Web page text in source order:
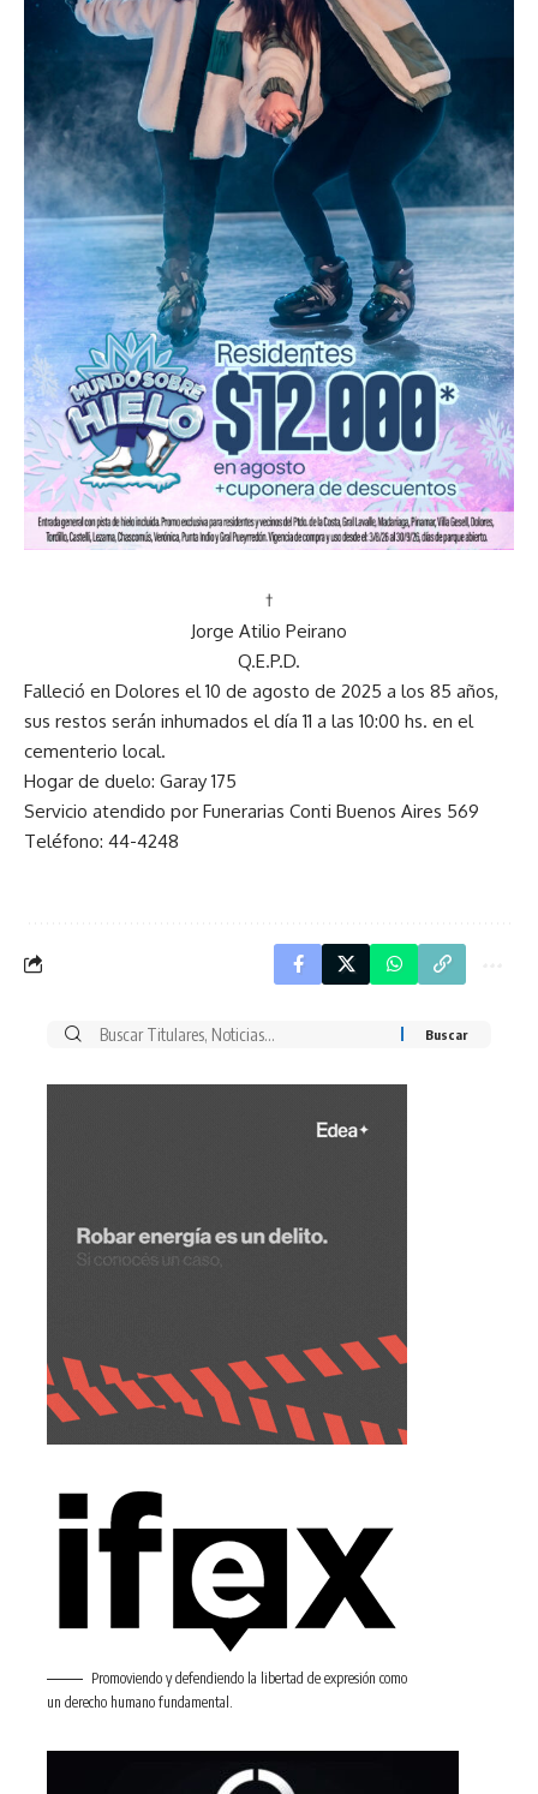
†
Jorge Atilio Peirano
Q.E.P.D.
Falleció en Dolores el 10 de agosto de 2025 a los 85 años,
sus restos serán inhumados el día 11 a las 10:00 hs. en el
cementerio local.
Hogar de duelo: Garay 175
Servicio atendido por Funerarias Conti Buenos Aires 569
Teléfono: 44-4248
Buscar
Promoviendo y defendiendo la libertad de expresión como
un derecho humano fundamental.